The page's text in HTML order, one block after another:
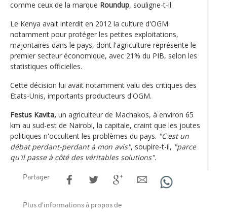
comme ceux de la marque Roundup, souligne-t-il.
Le Kenya avait interdit en 2012 la culture d'OGM
notamment pour protéger les petites exploitations,
majoritaires dans le pays, dont l'agriculture représente le
premier secteur économique, avec 21% du PIB, selon les
statistiques officielles.
Cette décision lui avait notamment valu des critiques des
Etats-Unis, importants producteurs d'OGM.
Festus Kavita, un agriculteur de Machakos, à environ 65
km au sud-est de Nairobi, la capitale, craint que les joutes
politiques n'occultent les problèmes du pays. "C'est un
débat perdant-perdant à mon avis", soupire-t-il, "parce
qu'il passe à côté des véritables solutions".
Partager
Plus d'informations à propos de